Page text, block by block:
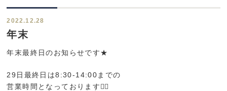
ブログ
2022.12.28
年末
年末最終日のお知らせです★
29日最終日は8:30-14:00までの
営業時間となっております💁‍♀️